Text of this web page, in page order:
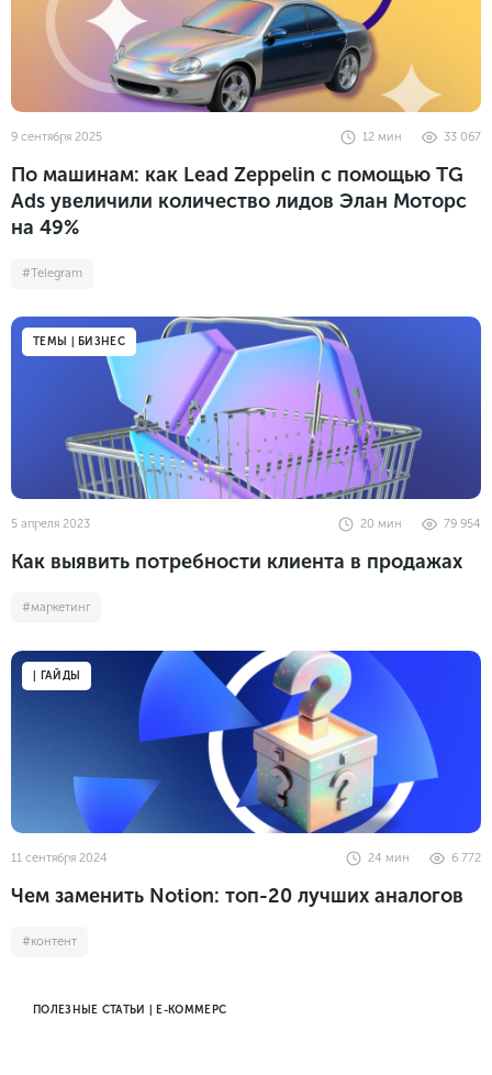
9 сентября 2025 33 067
12 мин
По машинам: как Lead Zeppelin с помощью TG
Ads увеличили количество лидов Элан Моторс
на 49%
#Telegram
ТЕМЫ | БИЗНЕС
5 апреля 2023 79 954
20 мин
Как выявить потребности клиента в продажах
#маркетинг
| ГАЙДЫ
11 сентября 2024 6 772
24 мин
Чем заменить Notion: топ-20 лучших аналогов
#контент
ПОЛЕЗНЫЕ СТАТЬИ | Е-КОММЕРС